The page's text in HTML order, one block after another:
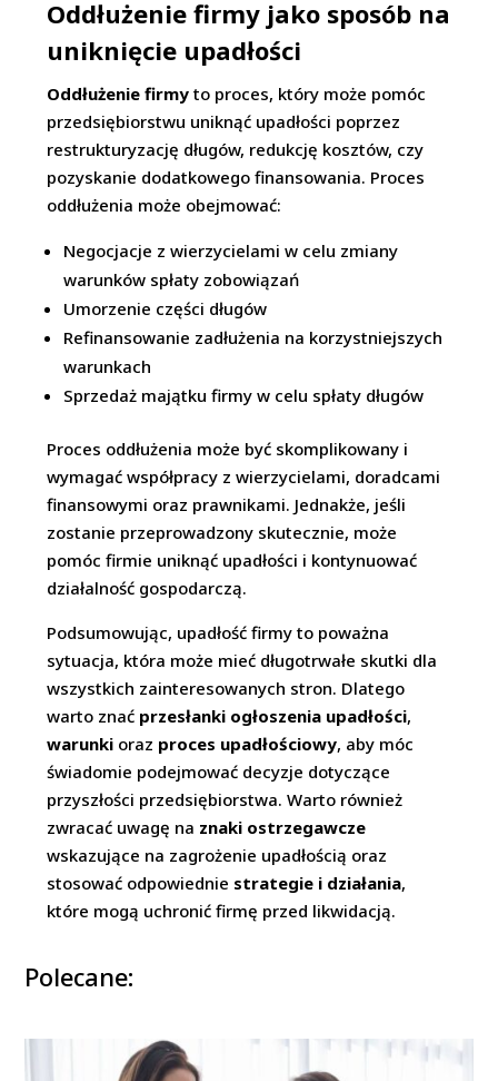
Oddłużenie firmy jako sposób na
uniknięcie upadłości
Oddłużenie firmy to proces, który może pomóc
przedsiębiorstwu uniknąć upadłości poprzez
restrukturyzację długów, redukcję kosztów, czy
pozyskanie dodatkowego finansowania. Proces
oddłużenia może obejmować:
Negocjacje z wierzycielami w celu zmiany
warunków spłaty zobowiązań
Umorzenie części długów
Refinansowanie zadłużenia na korzystniejszych
warunkach
Sprzedaż majątku firmy w celu spłaty długów
Proces oddłużenia może być skomplikowany i
wymagać współpracy z wierzycielami, doradcami
finansowymi oraz prawnikami. Jednakże, jeśli
zostanie przeprowadzony skutecznie, może
pomóc firmie uniknąć upadłości i kontynuować
działalność gospodarczą.
Podsumowując, upadłość firmy to poważna
sytuacja, która może mieć długotrwałe skutki dla
wszystkich zainteresowanych stron. Dlatego
warto znać przesłanki ogłoszenia upadłości,
warunki oraz proces upadłościowy, aby móc
świadomie podejmować decyzje dotyczące
przyszłości przedsiębiorstwa. Warto również
zwracać uwagę na znaki ostrzegawcze
wskazujące na zagrożenie upadłością oraz
stosować odpowiednie strategie i działania,
które mogą uchronić firmę przed likwidacją.
Polecane: